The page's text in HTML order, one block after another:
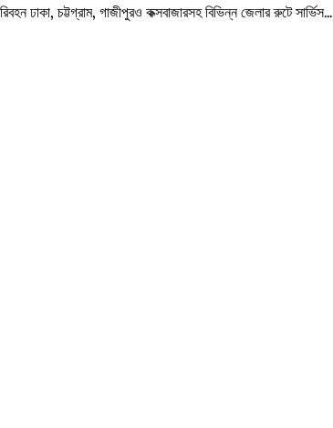
ঢাকা, চট্টগ্রাম, গাজীপুরও কক্সবাজারসহ বিভিন্ন জেলার রুটে সার্ভিস…